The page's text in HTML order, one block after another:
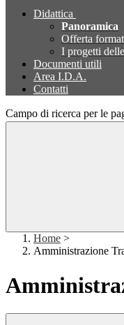
Didattica
Panoramica
Offerta
I progetti
Documenti utili
Area I.D.A.
Contatti
Campo di ricerca per le
Home >
Amministrazione